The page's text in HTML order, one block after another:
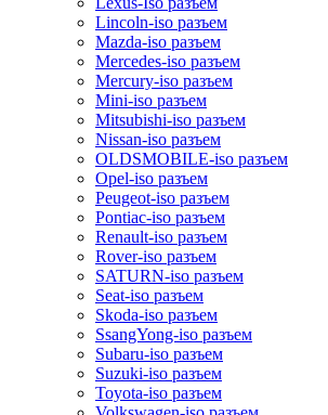
Lincoln-iso разъем
Mazda-iso разъем
Mercedes-iso разъем
Mercury-iso разъем
Mini-iso разъем
Mitsubishi-iso разъем
Nissan-iso разъем
OLDSMOBILE-iso разъем
Opel-iso разъем
Peugeot-iso разъем
Pontiac-iso разъем
Renault-iso разъем
Rover-iso разъем
SATURN-iso разъем
Seat-iso разъем
Skoda-iso разъем
SsangYong-iso разъем
Subaru-iso разъем
Suzuki-iso разъем
Toyota-iso разъем